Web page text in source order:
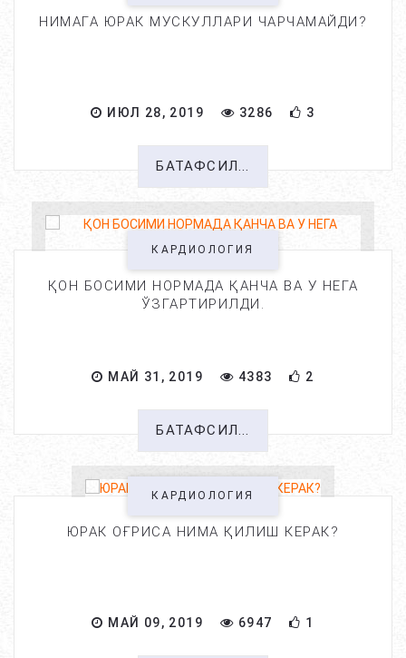
НИМАГА ЮРАК МУСКУЛЛАРИ ЧАРЧАМАЙДИ?
ИЮЛ 28, 2019 3286 3
БАТАФСИЛ...
КАРДИОЛОГИЯ
ҚОН БОСИМИ НОРМАДА ҚАНЧА ВА У НЕГА
ЎЗГАРТИРИЛДИ.
МАЙ 31, 2019 4383 2
БАТАФСИЛ...
КАРДИОЛОГИЯ
ЮРАК ОҒРИСА НИМА ҚИЛИШ КЕРАК?
МАЙ 09, 2019 6947 1